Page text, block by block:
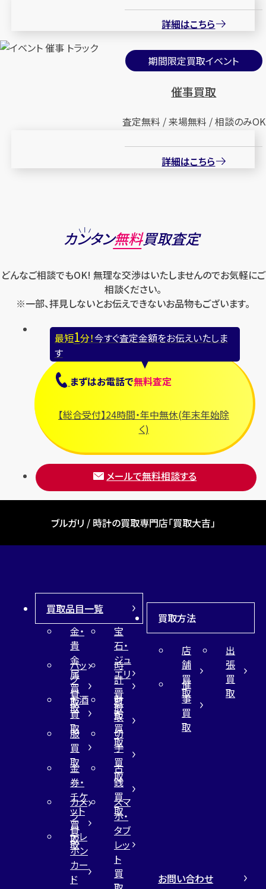
詳細はこちら
期間限定買取イベント
催事買取
査定無料 / 来場無料 / 相談のみOK
詳細はこちら
カンタン無料買取査定
どんなご相談でもOK! 無理な交渉はいたしませんのでお気軽にご
相談ください。
※一部、拝見しないとお伝えできないお品物もございます。
最短1分！今すぐ査定金額をお伝えいたしま
す
まずはお電話で無料査定
【総合受付】24時間・年中無休(年末年始除
く)
メールで無料相談する
ブルガリ / 時計の買取専門店「買取大吉」
買取品目一覧
金・
貴
金
属
買
取
宝
石・
ジュ
エリ
ー
買
取
バッ
グ
買
取
時
計
買
取
お酒
買
取
財
布
買
取
服
買
取
切
手
買
取
金
券・
チケ
ット
買
取
古
銭
買
取
カメ
ラ
買
取
スマ
ホ・
タブ
レッ
ト
買
テレ
ホン
カー
ド
買取方法
店
舗
買
取
出
張
買
取
催
事
買
取
お問い合わせ